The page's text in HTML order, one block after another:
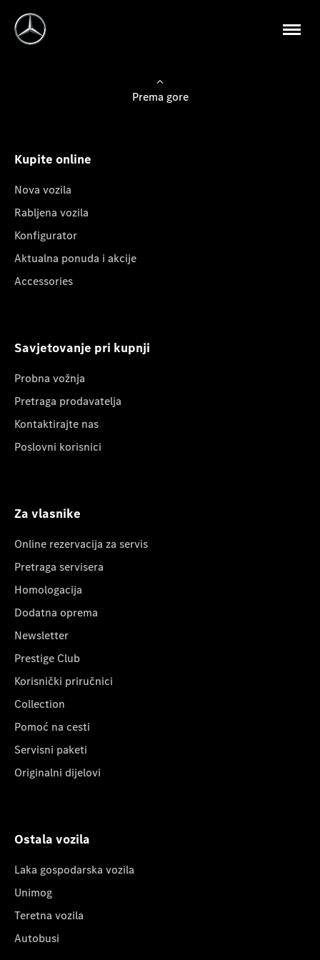
Prema gore
Kupite online
Nova vozila
Rabljena vozila
Konfigurator
Aktualna ponuda i akcije
Accessories
Savjetovanje pri kupnji
Probna vožnja
Pretraga prodavatelja
Kontaktirajte nas
Poslovni korisnici
Za vlasnike
Online rezervacija za servis
Pretraga servisera
Homologacija
Dodatna oprema
Newsletter
Prestige Club
Korisnički priručnici
Collection
Pomoć na cesti
Servisni paketi
Originalni dijelovi
Ostala vozila
Laka gospodarska vozila
Unimog
Teretna vozila
Autobusi